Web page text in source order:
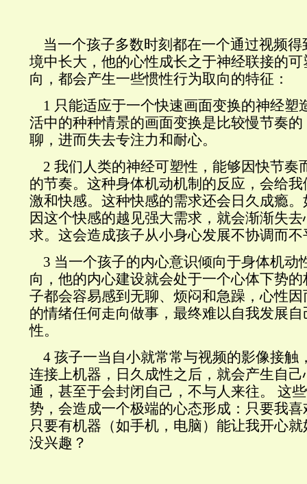
当一个孩子多数时刻都在一个通过视频得
境中长大，他的心性成长之于神经联接的
向，都会产生一些惯性行为取向的特征：
1 只能适应于一个快速画面变换的神经塑
活中的种种情景的画面变换是比较慢节奏
聊，进而失去专注力和耐心。
2 我们人类的神经可塑性，能够因快节奏
的节奏。这种身体机动机制的反应，会给
激和快感。这种快感的需求还会日久成瘾
因这个快感的越见强大需求，就会渐渐失
求。这会造成孩子从小身心发展不协调而
3 当一个孩子的内心意识倾向于身体机动
向，他的内心建设就会处于一个心体下势
子都会容易感到无聊、烦闷和急躁，心性
的情绪任何走向做事，最终难以自我发展
性。
4 孩子一当自小就常常与视频的影像接触
连接上机器，日久成性之后，就会产生自
通，甚至于会封闭自己，不与人来往。 这
势，会造成一个极端的心态形成：只要我
只要有机器（如手机，电脑）能让我开心
没兴趣？